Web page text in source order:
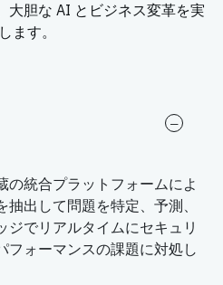
ます。
抽出して問題を特定、予測、
でリアルタイムにセキュリ
フォーマンスの課題に対処し